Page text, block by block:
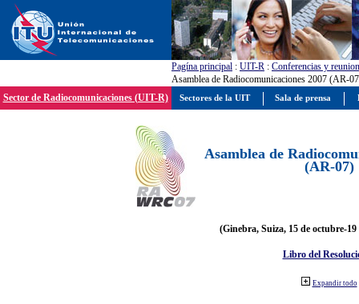
Pagína principal : UIT-R : Conferencias y
Asamblea de Radiocomunicaciones 2007 (AR-
Sector de Radiocomunicaciones (UIT-R)
Asamblea de
(AR-07)
(Ginebra, Suiza, 15 de octubre-19
Libro del
Expandir todo
Sectores de la UIT Sala de prensa